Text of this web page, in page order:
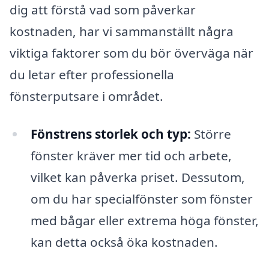
dig att förstå vad som påverkar
kostnaden, har vi sammanställt några
viktiga faktorer som du bör överväga när
du letar efter professionella
fönsterputsare i området.
Fönstrens storlek och typ: Större
fönster kräver mer tid och arbete,
vilket kan påverka priset. Dessutom,
om du har specialfönster som fönster
med bågar eller extrema höga fönster,
kan detta också öka kostnaden.